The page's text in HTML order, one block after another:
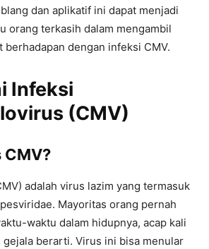
dan aplikatif ini dapat menjadi
orang terkasih dalam mengambil
berhadapan dengan infeksi CMV.
Infeksi
(CMV)
CMV?
adalah virus lazim yang termasuk
Mayoritas orang pernah
waktu dalam hidupnya, acap kali
gejala berarti. Virus ini bisa menular